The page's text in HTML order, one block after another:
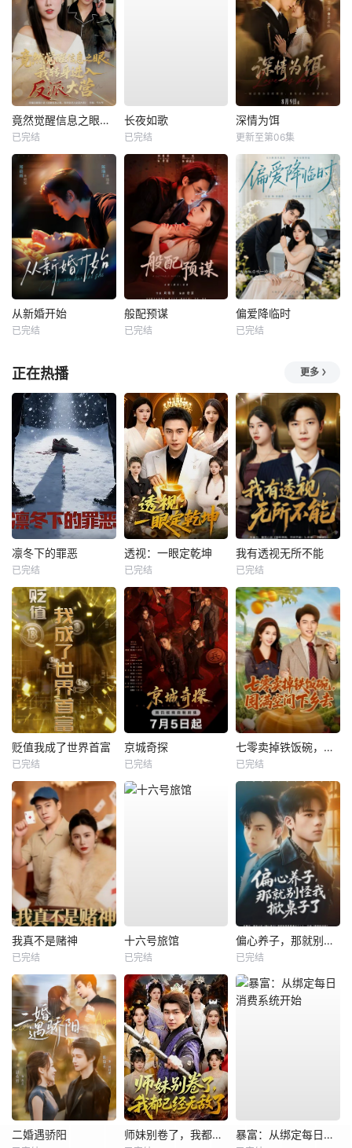
竟然觉醒信息之眼，我转身进入反派大营
已完结
长夜如歌
已完结
深情为饵
更新至第06集
从新婚开始
已完结
般配预谋
已完结
偏爱降临时
已完结
正在热播 更多
凛冬下的罪恶
已完结
透视：一眼定乾坤
已完结
我有透视无所不能
已完结
贬值我成了世界首富
已完结
京城奇探
已完结
七零卖掉铁饭碗，囤满空间下乡去
已完结
我真不是赌神
已完结
十六号旅馆
已完结
偏心养子，那就别怪我掀桌子了
已完结
二婚遇骄阳 师妹别卷了，我都已经无敌了 暴富：从绑定每日消费系统开始